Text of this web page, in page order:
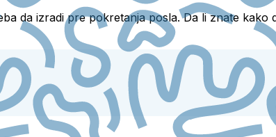
da izradi pre pokretanja posla. Da li znate kako